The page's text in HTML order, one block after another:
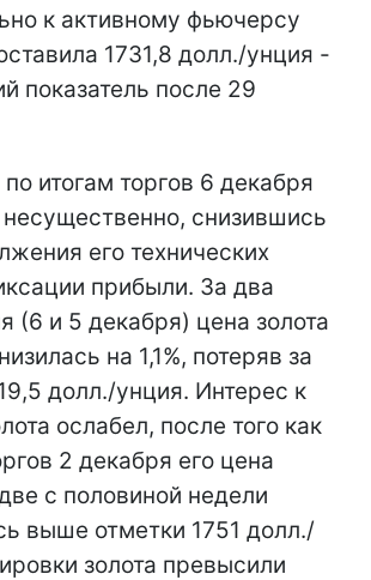
к активному фьючерсу
1731,8 долл./унция -
показатель после 29
итогам торгов 6 декабря
снизившись
его технических
прибыли. За два
(6 и 5 декабря) цена золота
на 1,1%, потеряв за
долл./унция. Интерес к
ослабел, после того как
2 декабря его цена
с половиной недели
выше отметки 1751 долл./
золота превысили